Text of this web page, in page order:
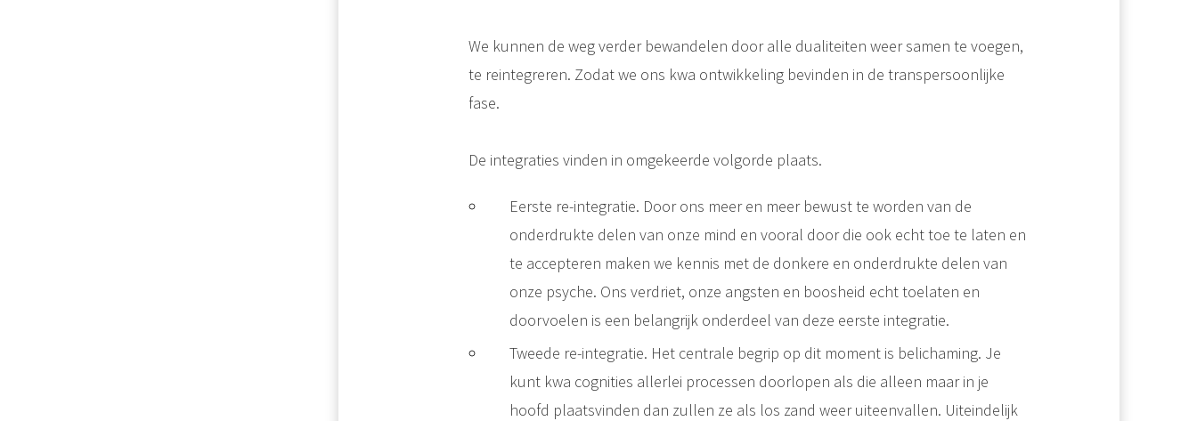
We kunnen de weg verder bewandelen door alle dualiteiten weer samen te voegen,
te reintegreren. Zodat we ons kwa ontwikkeling bevinden in de transpersoonlijke
fase.
De integraties vinden in omgekeerde volgorde plaats.
Eerste re-integratie. Door ons meer en meer bewust te worden van de
onderdrukte delen van onze mind en vooral door die ook echt toe te laten en
te accepteren maken we kennis met de donkere en onderdrukte delen van
onze psyche. Ons verdriet, onze angsten en boosheid echt toelaten en
doorvoelen is een belangrijk onderdeel van deze eerste integratie.
Tweede re-integratie. Het centrale begrip op dit moment is belichaming. Je
kunt kwa cognities allerlei processen doorlopen als die alleen maar in je
hoofd plaatsvinden dan zullen ze als los zand weer uiteenvallen. Uiteindelijk